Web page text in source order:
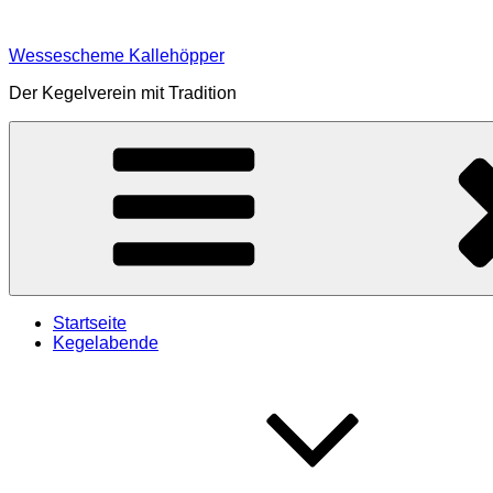
springen
Wessescheme Kallehöpper
Der Kegelverein mit Tradition
Startseite
Kegelabende